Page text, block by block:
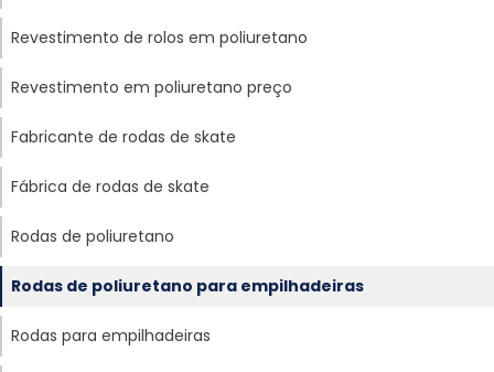
Revestimento de rolos em poliuretano
Revestimento em poliuretano preço
Fabricante de rodas de skate
Fábrica de rodas de skate
Rodas de poliuretano
Rodas de poliuretano para empilhadeiras
Rodas para empilhadeiras